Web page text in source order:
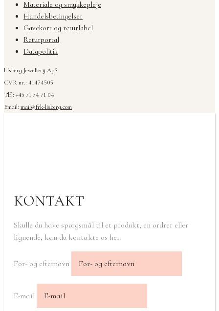
Materiale og smykkepleje
Handelsbetingelser
Gavekort og returlabel
Returportal
Datapolitik
Lisberg Jewellery ApS
CVR nr.: 41474505
Tlf.: +45 71 74 71 04
Email: mail@frk-lisberg.com
KONTAKT
Skulle du have spørgsmål til et produkt, en ordrer eller
lignende, kan du kontakte os her.
For- og efternavn
E-mail